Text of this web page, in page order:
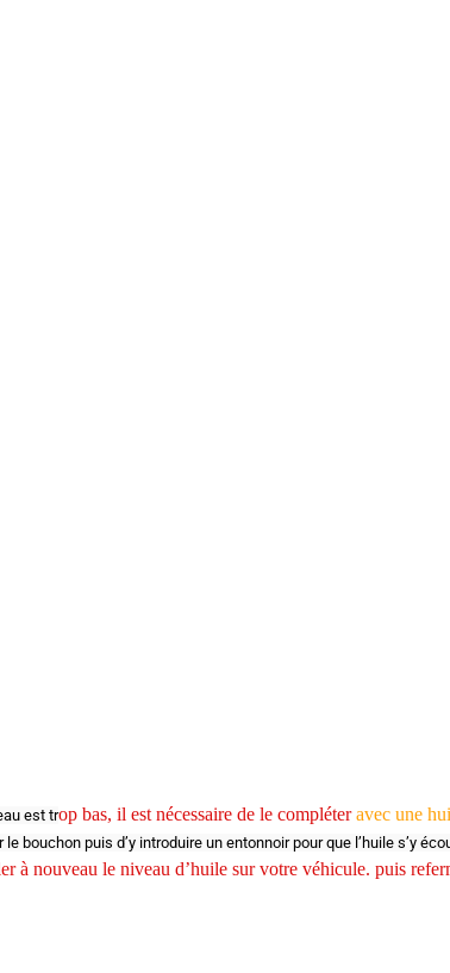
est trop bas, il est nécessaire de le compléteravec une
le bouchon puis d’y introduire un entonnoir pour que l’huile s’y
à nouveau le niveau d’huile sur votre véhicule. puis